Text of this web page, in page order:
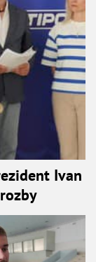
Ivan